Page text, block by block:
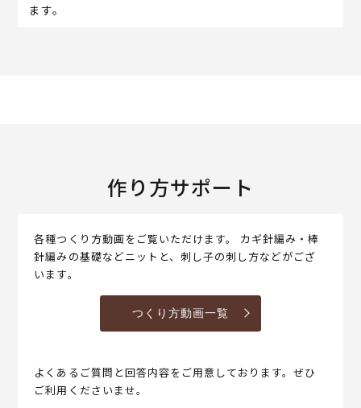
ます。
作り方サポート
各種つくり方動画をご覧いただけます。 カギ針編み・棒
針編みの基礎などニットと、刺し子の刺し方などがござ
います。
つくり方動画一覧
よくあるご質問と回答内容をご用意しております。ぜひ
ご利用くださいませ。